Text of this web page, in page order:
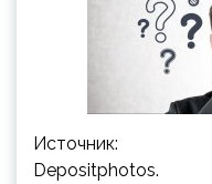
Источник:
Depositphotos.